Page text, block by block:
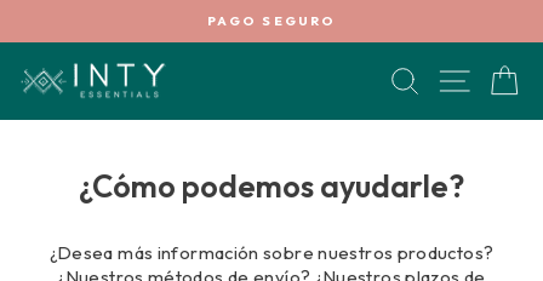
contenido
diapositivas
PAGO SEGURO
BUSCAR
¿Cómo podemos ayudarle?
¿Desea más información sobre nuestros productos?